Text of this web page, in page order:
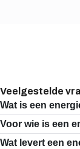
Veelgestelde
Wat is een
Open
Close
Voor wie is een
Open
Close
Wat levert een